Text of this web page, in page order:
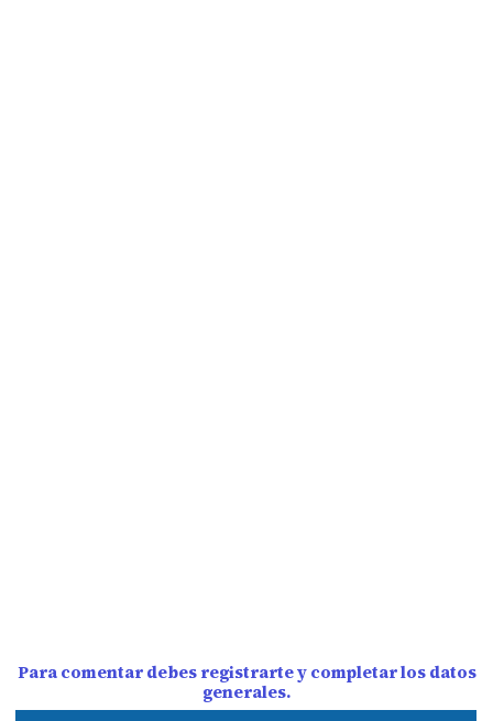
Para comentar debes registrarte y completar los datos
generales.